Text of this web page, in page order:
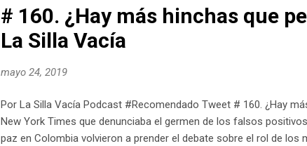
# 160. ¿Hay más hinchas que
La Silla Vacía
mayo 24, 2019
Por La Silla Vacía Podcast #Recomendado Tweet # 160. ¿Hay
New York Times que denunciaba el germen de los falsos
paz en Colombia volvieron a prender el debate sobre el rol de